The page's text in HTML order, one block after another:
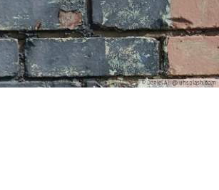
© Daniel Ali @ unsplash.com